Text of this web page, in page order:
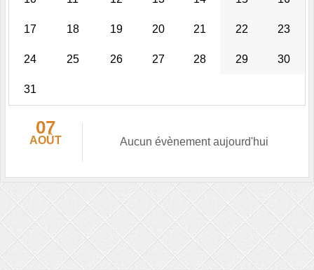
17 18 19 20 21 22 23
24 25 26 27 28 29 30
31
07
AOÛT Aucun évènement aujourd'hui